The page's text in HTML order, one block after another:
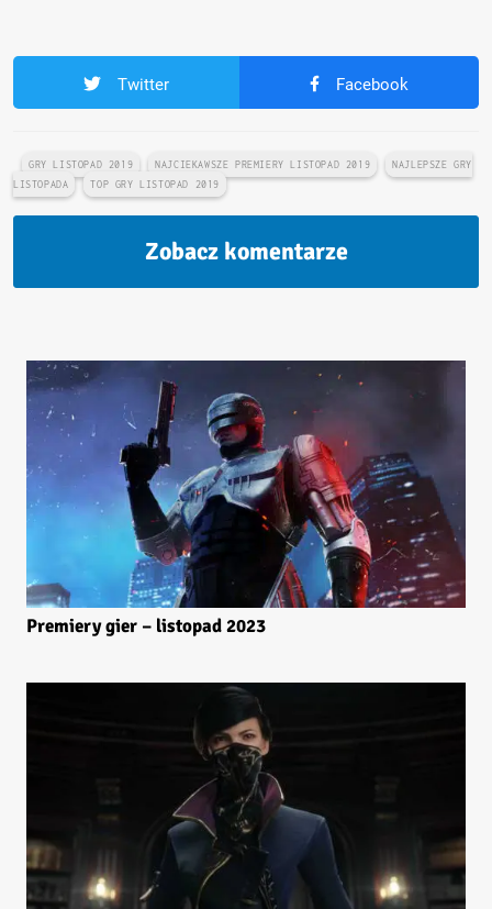
Twitter Facebook
GRY LISTOPAD 2019 NAJCIEKAWSZE PREMIERY LISTOPAD 2019
NAJLEPSZE GRY
LISTOPADA
TOP GRY LISTOPAD 2019
Zobacz komentarze
Premiery gier – listopad 2023